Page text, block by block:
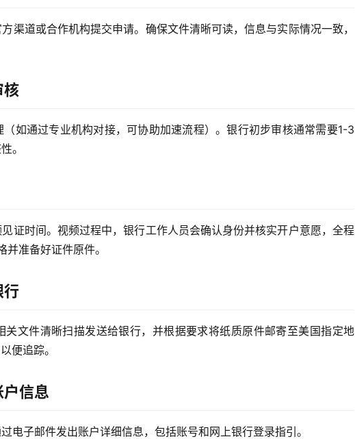
渠道或合作机构提交申请。确保文件清晰可读，信息与实际情况一致，
核
如通过专业机构对接，可协助加速流程）。银行初步审核通常需要1-3
。
证时间。视频过程中，银行工作人员会确认身份并核实开户意愿，全程
并准备好证件原件。
行
文件清晰扫描发送给银行，并根据要求将纸质原件邮寄至美国指定地
便追踪。
信息
电子邮件发出账户详细信息，包括账号和网上银行登录指引。